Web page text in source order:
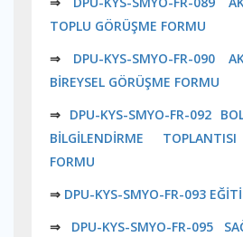
TOPLU GÖRÜŞME FORMU
⇒ DPU-KYS-SMYO-FR-090
BİREYSEL GÖRÜŞME FORMU
⇒ DPU-KYS-SMYO-FR-092
BİLGİLENDİRME
FORMU
⇒ DPU-KYS-SMYO-FR-093
⇒ DPU-KYS-SMYO-FR-095